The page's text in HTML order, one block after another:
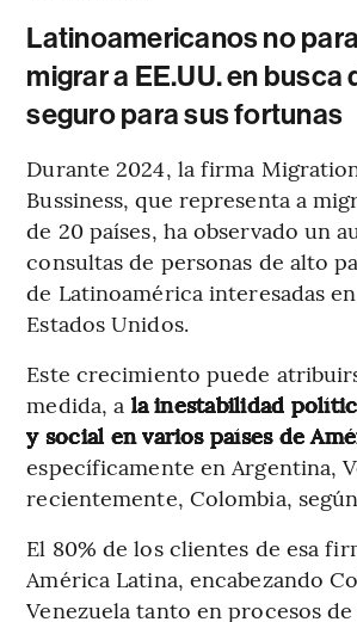
Latinoamericanos no
migrar a EE.UU. en busca
seguro para sus fortunas
Durante 2024, la firma
Bussiness, que representa a
de 20 países, ha observado un
consultas de personas de alto
de Latinoamérica interesadas
Estados Unidos.
Este crecimiento puede
medida, a la inestabilidad
y social en varios países de
específicamente en Argentina,
recientemente, Colombia,
El 80% de los clientes de esa
América Latina, encabezando
Venezuela tanto en procesos